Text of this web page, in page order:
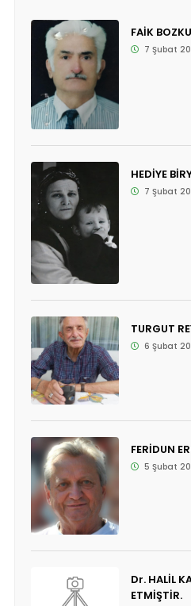
FAİK
7 Şubat
HEDİYE
7 Şubat
TURGUT
6 Şubat
FERİDUN
5 Şubat
Dr. HALİL
ETMİŞTİR.